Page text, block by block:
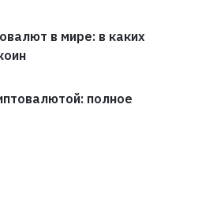
в мире: в каких
полное